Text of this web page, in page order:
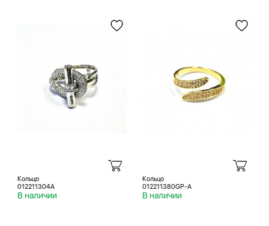
Кольцо
012211304A
В наличии
Кольцо
012211380GP-A
В наличии